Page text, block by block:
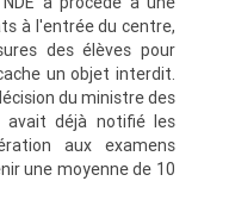
à l'entrée du centre,
des élèves pour
un objet interdit.
du ministre des
avait déjà notifié les
aux examens
une moyenne de 10